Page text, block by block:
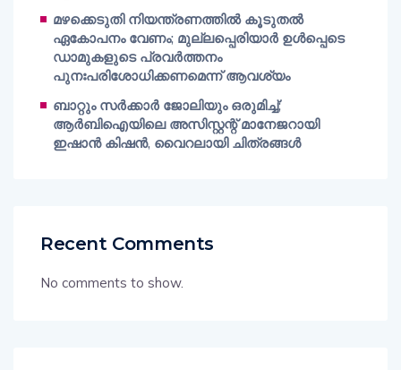
മഴക്കെടുതി നിയന്ത്രണത്തിൽ കൂടുതൽ
ഏകോപനം വേണം; മുല്ലപ്പെരിയാർ ഉൾപ്പെടെ
ഡാമുകളുടെ പ്രവർത്തനം
പുനഃപരിശോധിക്കണമെന്ന് ആവശ്യം
ബാറ്റും സർക്കാർ ജോലിയും ഒരുമിച്ച്;
ആർബിഐയിലെ അസിസ്റ്റന്റ് മാനേജറായി
ഇഷാൻ കിഷൻ, വൈറലായി ചിത്രങ്ങൾ
Recent Comments
No comments to show.